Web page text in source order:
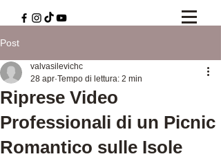
Post
Riprese Video
Professionali di un Picnic
Romantico sulle Isole
valvasilevichc
28 apr Tempo di lettura: 2 min